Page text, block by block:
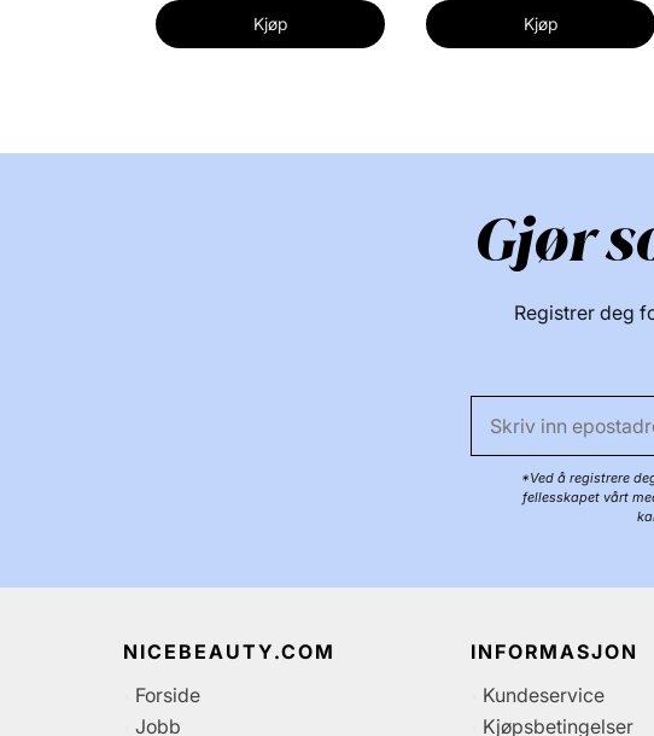
Kjøp Kjøp
Gjør
Registrer deg
*Ved å registrere
fellesskapet vårt
NICEBEAUTY.COM
Forside
Jobb
INFORMASJON
Kundeservice
Kjøpsbetingelser